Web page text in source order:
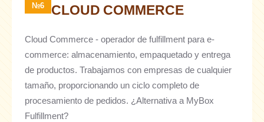
№6 CLOUD COMMERCE
Cloud Commerce - operador de fulfillment para e-
commerce: almacenamiento, empaquetado y entrega
de productos. Trabajamos con empresas de cualquier
tamaño, proporcionando un ciclo completo de
procesamiento de pedidos. ¿Alternativa a MyBox
Fulfillment?